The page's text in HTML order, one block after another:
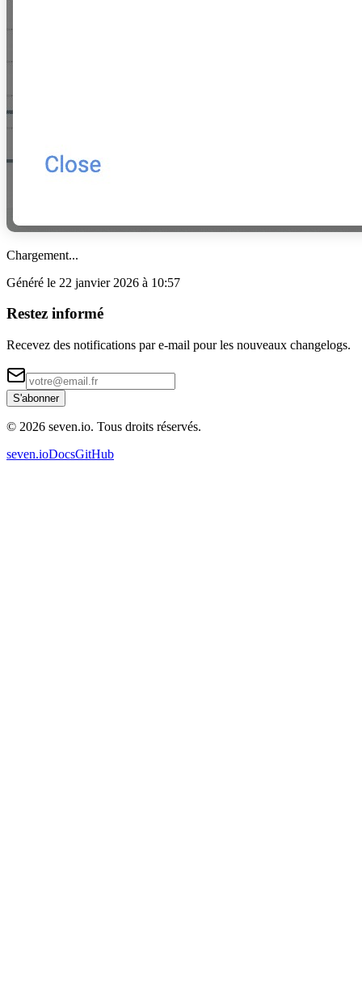
Chargement...
Généré le 22 janvier 2026 à 10:57
Restez informé
Recevez des notifications par e-mail pour les nouveaux changelogs.
S'abonner
© 2026 seven.io. Tous droits réservés.
seven.ioDocsGitHub